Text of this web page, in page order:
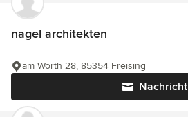
nagel architekten
Nachricht
am Wörth 28, 85354 Freising